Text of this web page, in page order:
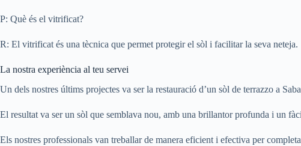
P: Què és el vitrificat?
R: El vitrificat és una tècnica que permet protegir el sòl i facilitar la seva neteja.
La nostra experiència al teu servei
Un dels nostres últims projectes va ser la restauració d’un sòl de terrazzo a
El resultat va ser un sòl que semblava nou, amb una brillantor profunda i un
Els nostres professionals van treballar de manera eficient i efectiva per